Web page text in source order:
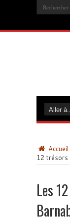
Accueil
12 trésors
Les